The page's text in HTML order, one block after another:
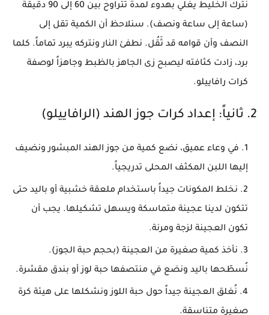
نترك الخليط يغلي بهدوء لمدة تتراوح بين 60 إلى 90 دقيقة
(ساعة إلى ساعة ونصف). سنلاحظ أن الكمية تقل إلى
النصف وأن قوامه قد ثَقُل. نطفئ النار ونتركه يبرد تماماً. كلما
برد، زادت كثافته ليصبح زى الجاهز بالظبط وجاهزاً لوصفة
كرات رافاييلو.
2. ثانياً: إعداد كرات جوز الهند (الرافاييلو)
في وعاء عميق، نضع كمية من جوز الهند المبشور ونضيف
إليها اللبن المكثف المحلى تدريجياً.
نخلط المكونات جيداً باستخدام ملعقة خشبية أو باليد حتى
تتكون لدينا عجينة متماسكة ويسهل تشكيلها. يجب أن
تكون العجينة لزجة ومرنة.
نأخذ كمية صغيرة من العجينة (بحجم حبة الجوز).
نُسطّحها باليد ونضع في منتصفها حبة لوز أو بندق مقشرة.
نُغلق العجينة جيداً حول حبة اللوز ونشكلها على هيئة كرة
صغيرة متناسقة.